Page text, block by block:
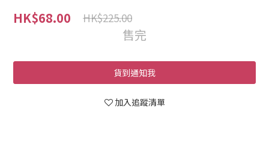
HK$68.00 HK$225.00
售完
貨到通知我
加入追蹤清單